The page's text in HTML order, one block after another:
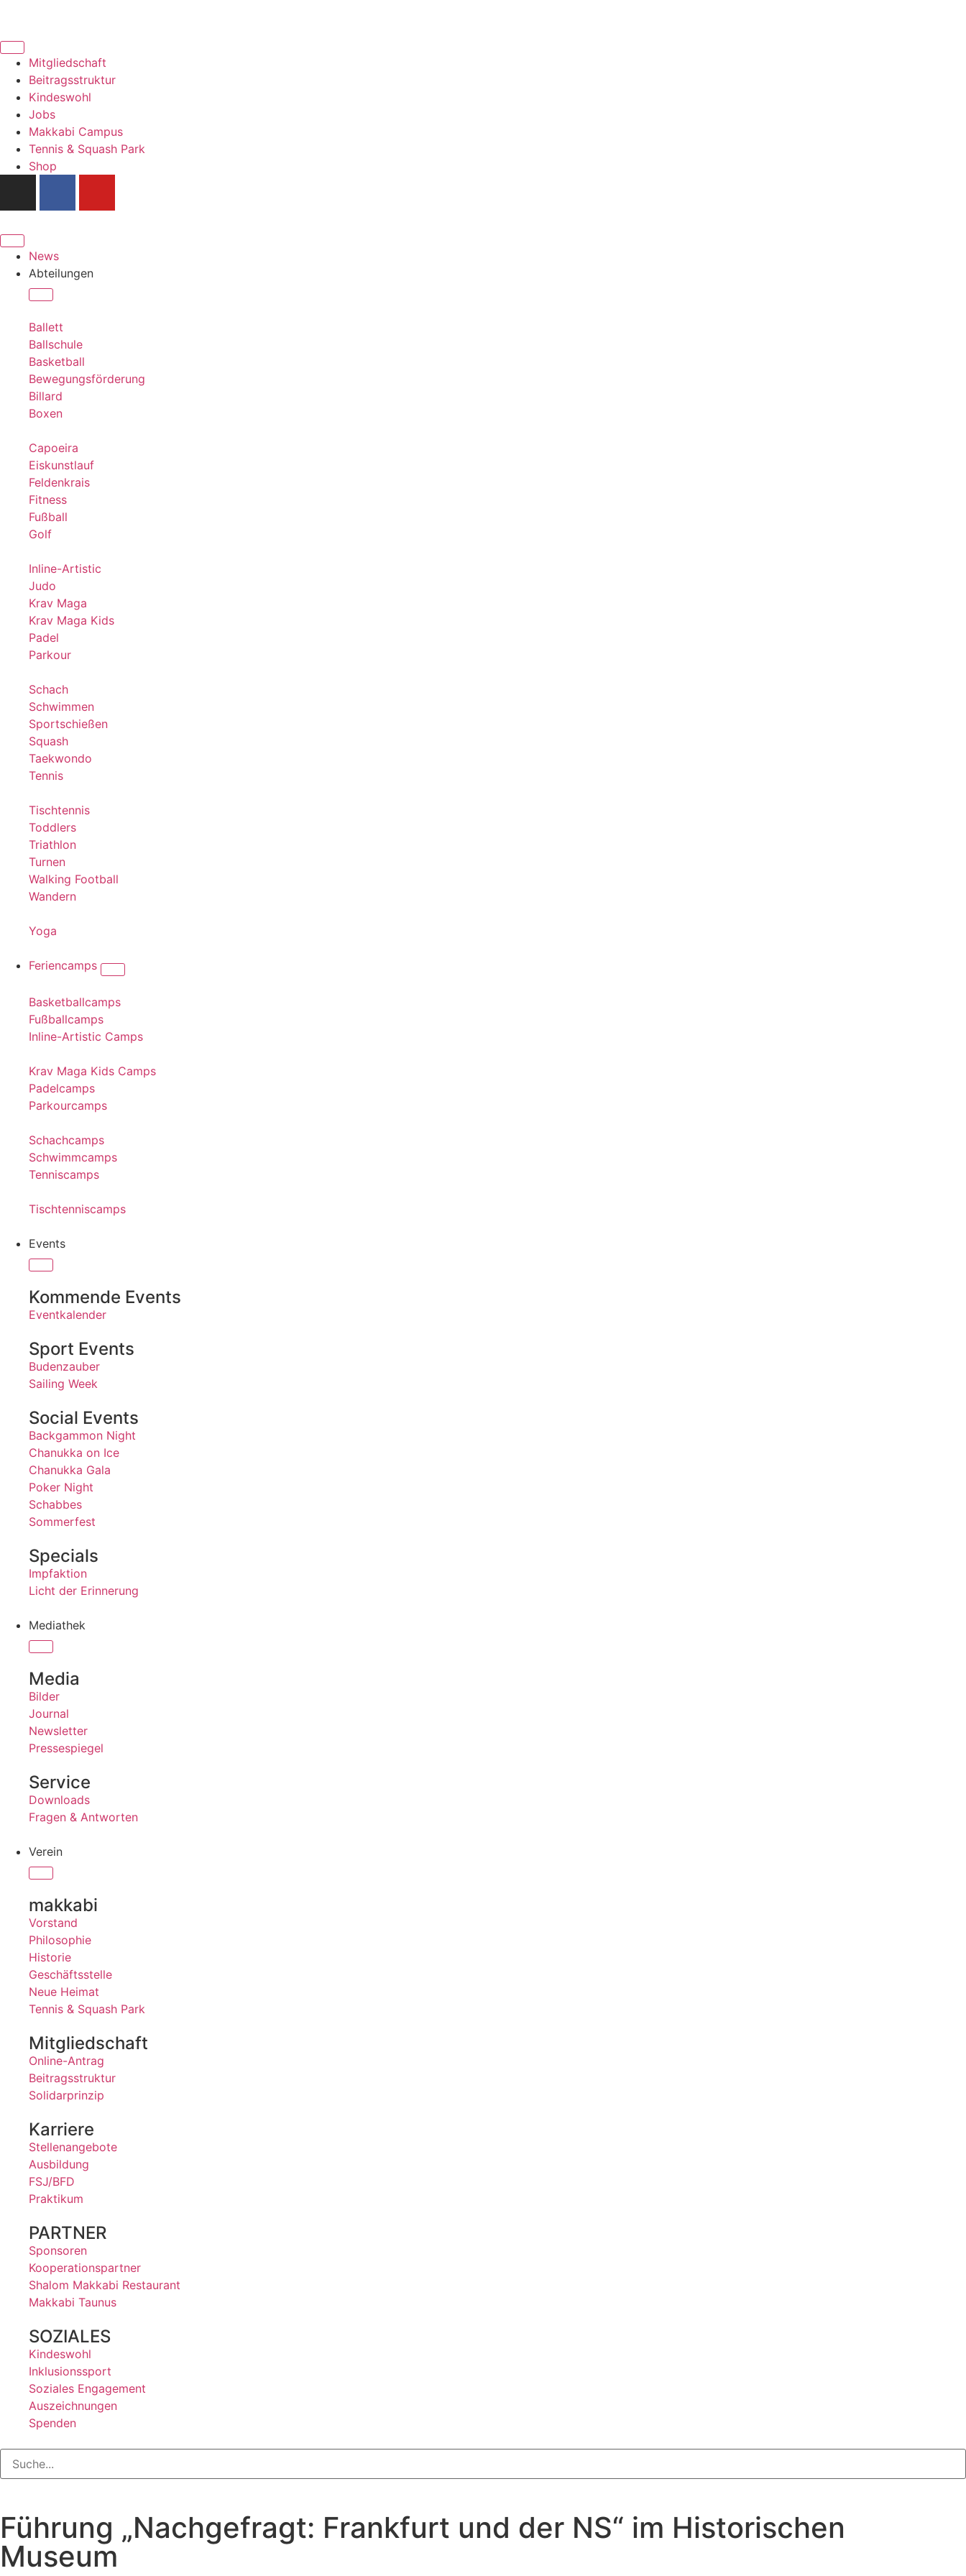
Mitgliedschaft
Beitragsstruktur
Kindeswohl
Jobs
Makkabi Campus
Tennis & Squash Park
Shop
News
Abteilungen
Ballett
Ballschule
Basketball
Bewegungsförderung
Billard
Boxen
Capoeira
Eiskunstlauf
Feldenkrais
Fitness
Fußball
Golf
Inline-Artistic
Judo
Krav Maga
Krav Maga Kids
Padel
Parkour
Schach
Schwimmen
Sportschießen
Squash
Taekwondo
Tennis
Tischtennis
Toddlers
Triathlon
Turnen
Walking Football
Wandern
Yoga
Feriencamps
Basketballcamps
Fußballcamps
Inline-Artistic Camps
Krav Maga Kids Camps
Padelcamps
Parkourcamps
Schachcamps
Schwimmcamps
Tenniscamps
Tischtenniscamps
Events
Kommende Events
Eventkalender
Sport Events
Budenzauber
Sailing Week
Social Events
Backgammon Night
Chanukka on Ice
Chanukka Gala
Poker Night
Schabbes
Sommerfest
Specials
Impfaktion
Licht der Erinnerung
Mediathek
Media
Bilder
Journal
Newsletter
Pressespiegel
Service
Downloads
Fragen & Antworten
Verein
makkabi
Vorstand
Philosophie
Historie
Geschäftsstelle
Neue Heimat
Tennis & Squash Park
Mitgliedschaft
Online-Antrag
Beitragsstruktur
Solidarprinzip
Karriere
Stellenangebote
Ausbildung
FSJ/BFD
Praktikum
PARTNER
Sponsoren
Kooperationspartner
Shalom Makkabi Restaurant
Makkabi Taunus
SOZIALES
Kindeswohl
Inklusionssport
Soziales Engagement
Auszeichnungen
Spenden
Führung „Nachgefragt: Frankfurt und der NS“ im Historischen
Museum